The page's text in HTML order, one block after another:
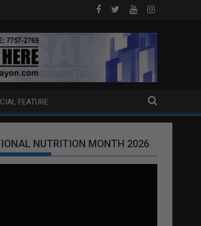
REQUEST NG U.S. LABAN KAY QUIBOLOY
MAHIGIT P21-M HALAGANG SMUGGLED
FEATURE
NUTRITION MONTH 2026